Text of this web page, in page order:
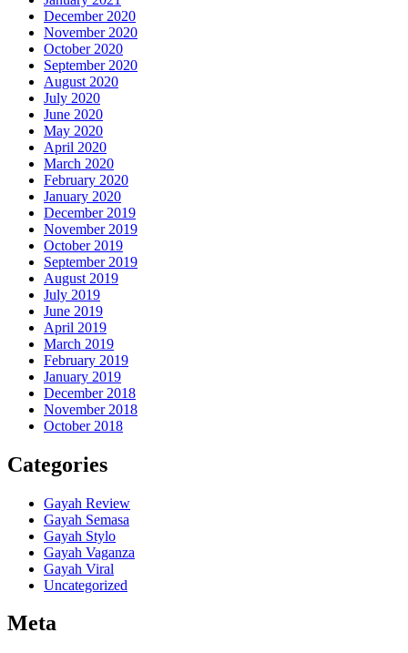
December 2020
November 2020
October 2020
September 2020
August 2020
July 2020
June 2020
May 2020
April 2020
March 2020
February 2020
January 2020
December 2019
November 2019
October 2019
September 2019
August 2019
July 2019
June 2019
April 2019
March 2019
February 2019
January 2019
December 2018
November 2018
October 2018
Categories
Gayah Review
Gayah Semasa
Gayah Stylo
Gayah Vaganza
Gayah Viral
Uncategorized
Meta